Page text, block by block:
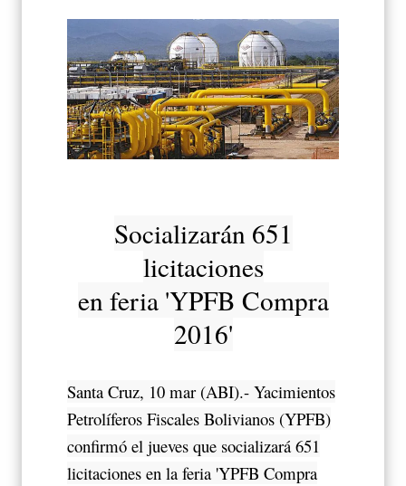
Socializarán 651
licitaciones
en feria 'YPFB Compra
2016'
Santa Cruz, 10 mar (ABI).- Yacimientos
Petrolíferos Fiscales Bolivianos (YPFB)
confirmó el jueves que socializará 651
licitaciones en la feria 'YPFB Compra